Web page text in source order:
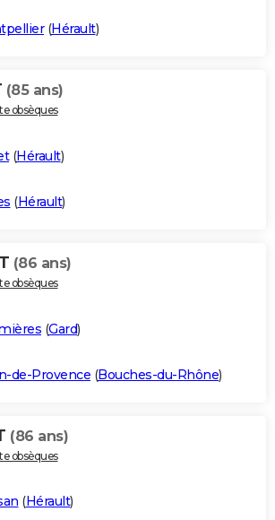
(Hérault)
(85 ans)
obsèques
(Hérault)
(Hérault)
(86 ans)
obsèques
(Gard)
de-Provence (Bouches-du-Rhône)
(86 ans)
obsèques
(Hérault)